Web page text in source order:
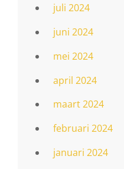
juli 2024
juni 2024
mei 2024
april 2024
maart 2024
februari 2024
januari 2024